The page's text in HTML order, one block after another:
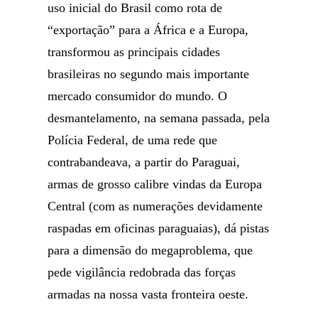
uso inicial do Brasil como rota de
“exportação” para a África e a Europa,
transformou as principais cidades
brasileiras no segundo mais importante
mercado consumidor do mundo. O
desmantelamento, na semana passada, pela
Polícia Federal, de uma rede que
contrabandeava, a partir do Paraguai,
armas de grosso calibre vindas da Europa
Central (com as numerações devidamente
raspadas em oficinas paraguaias), dá pistas
para a dimensão do megaproblema, que
pede vigilância redobrada das forças
armadas na nossa vasta fronteira oeste.